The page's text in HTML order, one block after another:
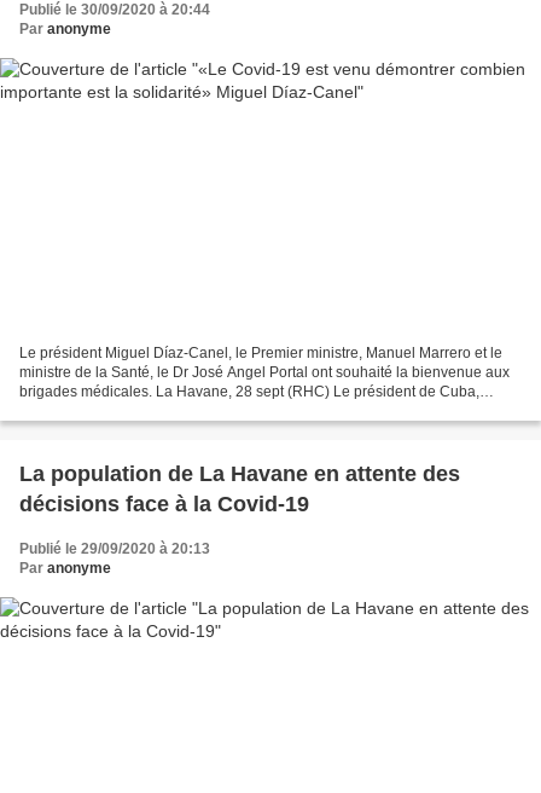
Publié le 30/09/2020 à 20:44
Par anonyme
Le président Miguel Díaz-Canel, le Premier ministre, Manuel Marrero et le
ministre de la Santé, le Dr José Angel Portal ont souhaité la bienvenue aux
brigades médicales. La Havane, 28 sept (RHC) Le président de Cuba,
La population de La Havane en attente des
décisions face à la Covid-19
Publié le 29/09/2020 à 20:13
Par anonyme